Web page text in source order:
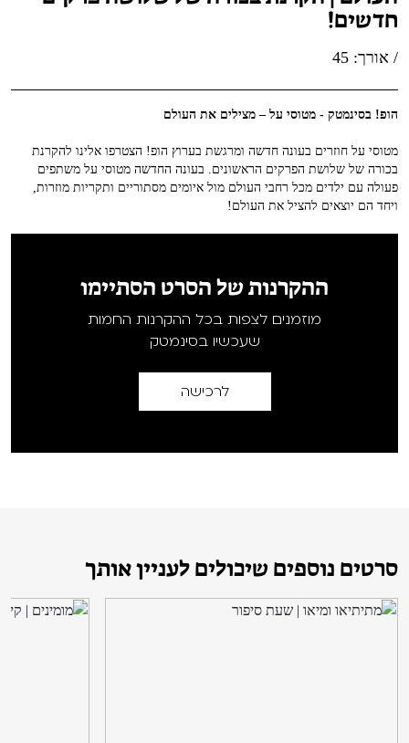
ראשון בקולנוע
שלישי בשלייקס
אפטר בסינמטק
קולנוע ישראלי
נבחרי דוקאביב 2026
אירועים מיוחדים
הגלריה
VOD
ENG
לאזור האישי
רכישת מנוי
חדשים!
/ אורך: 45
הופ! בסינמטק - מטוסי על – מצילים את העולם
מטוסי על חוזרים בעונה חדשה ומרגשת בערוץ הופ! הצטרפו אלינו להקרנת
בכורה של שלושת הפרקים הראשונים. בעונה החדשה מטוסי על משתפים
פעולה עם ילדים מכל רחבי העולם מול איומים מסתוריים ותקריות מוזרות,
ויחד הם יוצאים להציל את העולם!
ההקרנות של הסרט הסתיימו
מוזמנים לצפות בכל ההקרנות החמות
שעכשיו בסינמטק
לרכישה
סרטים נוספים שיכולים לעניין אותך